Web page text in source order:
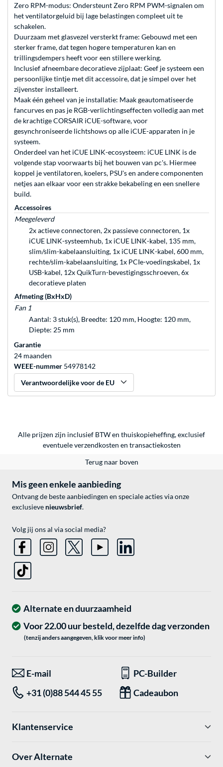
Zero RPM-modus: Ondersteunt Zero RPM PWM-signalen om
het ventilatorgeluid bij lage belastingen compleet uit te
schakelen.
Duurzaam met glasvezel versterkt frame: Gebouwd met een
sterker frame, dat tegen hogere temperaturen kan en
trillingsdempers heeft voor een stillere werking.
Inclusief afneembare decoratieve zijplaat: Geef je systeem een
persoonlijke tintje met dit accessoire, dat je simpel over het
zijvenster installeert.
Maak één geheel van je installatie: Maak geautomatiseerde
fancurves en pas je RGB-verlichtingseffecten volledig aan met
de krachtige CORSAIR iCUE-software, voor
gesynchroniseerde lichtshows op alle iCUE-apparaten in je
systeem.
Onderdeel van het iCUE LINK-ecosysteem: iCUE LINK is de
volgende stap voorwaarts bij het bouwen van pc's. Hiermee
koppel je ventilatoren, koelers, PSU's en andere componenten
netjes aan elkaar voor een strakke bekabeling en een snellere
build.
Accessoires
Meegeleverd
2x actieve connectoren, 2x passieve connectoren, 1x
iCUE LINK-systeemhub, 1x iCUE LINK-kabel, 135 mm,
slim/slim-kabelaansluiting, 1x iCUE LINK-kabel, 600 mm,
rechte/slim-kabelaansluiting, 1x PCIe-voedingskabel, 1x
USB-kabel, 12x QuikTurn-bevestigingsschroeven, 6x
decoratieve platen
Afmeting (BxHxD)
Fan 1
Aantal: 3 stuk(s), Breedte: 120 mm, Hoogte: 120 mm,
Diepte: 25 mm
Garantie
24 maanden
WEEE-nummer 54978142
Verantwoordelijke voor de EU
Alle prijzen zijn inclusief BTW en thuiskopieheffing, exclusief
eventueleverzendkosten en transactiekosten
Terug naar boven
Mis geen enkele aanbieding
Ontvang de beste aanbiedingen en speciale acties via onze
exclusieve nieuwsbrief.
Volg jij ons al via social media?
Alternate en duurzaamheid
Voor 22.00 uur besteld, dezelfde dag verzonden
(tenzij anders aangegeven, klik voor meer info)
E-mail
PC-Builder
+31 (0)88 544 45 55
Cadeaubon
Klantenservice
Over Alternate